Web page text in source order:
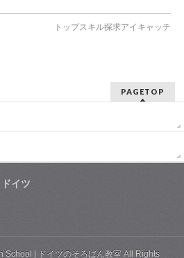
トップスキル探求アイキャッチ
PAGETOP
イツ
School | ドイツのそろばん教室All Rights